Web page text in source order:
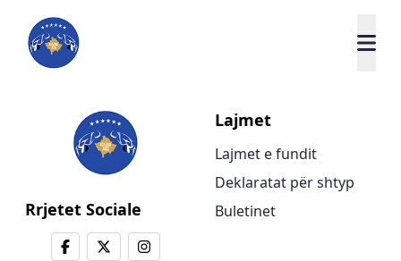
Rrjetet Sociale
Lajmet
Lajmet e fundit
Deklaratat për shtyp
Buletinet